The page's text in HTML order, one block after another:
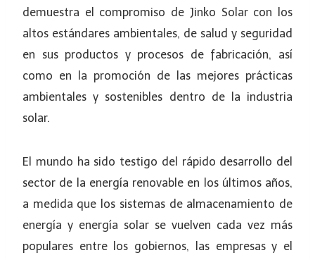
demuestra el compromiso de Jinko Solar con los
altos estándares ambientales, de salud y seguridad
en sus productos y procesos de fabricación, así
como en la promoción de las mejores prácticas
ambientales y sostenibles dentro de la industria
solar.
El mundo ha sido testigo del rápido desarrollo del
sector de la energía renovable en los últimos años,
a medida que los sistemas de almacenamiento de
energía y energía solar se vuelven cada vez más
populares entre los gobiernos, las empresas y el